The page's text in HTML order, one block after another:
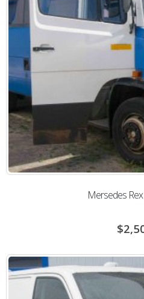
Mersedes
$